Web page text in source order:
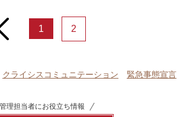
1 2
クライシスコミュニテーション 緊急事態宣言
理担当者にお役立ち情報